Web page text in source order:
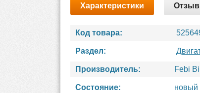
Характеристики
Код товара:
Раздел:
Производитель: Febi
Состояние: новый